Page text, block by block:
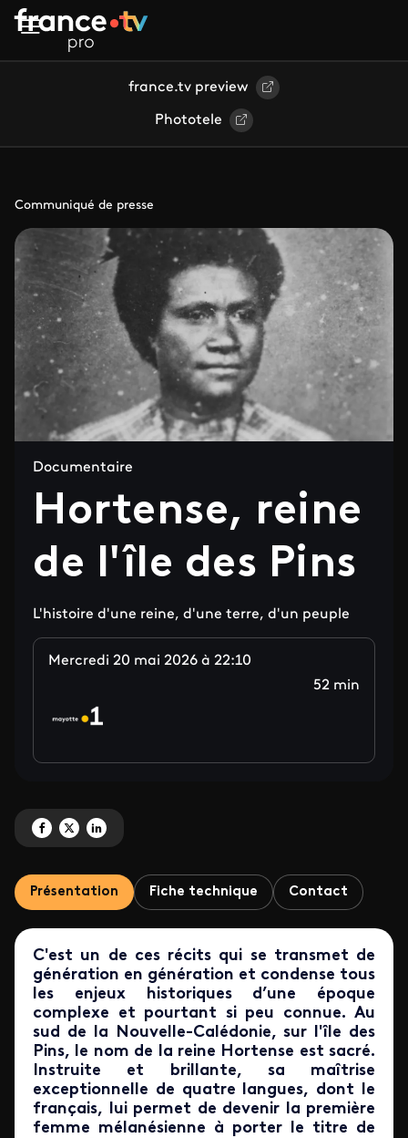
Aller au contenu principal
france.tv preview
Phototele
Communiqué de presse
Documentaire
Hortense, reine
de l'île des Pins
L'histoire d'une reine, d'une terre, d'un peuple
Mercredi 20 mai 2026 à 22:10
52 min
Partagez 'Hortense, reine de l'île des Pins' sur Facebook
Partagez 'Hortense, reine de l'île des Pins' sur X
Partagez 'Hortense, reine de l'île des Pins' sur LinkedIn
Présentation Fiche technique Contact
C'est un de ces récits qui se transmet de
génération en génération et condense tous
les enjeux historiques d’une époque
complexe et pourtant si peu connue. Au
sud de la Nouvelle-Calédonie, sur l'île des
Pins, le nom de la reine Hortense est sacré.
Instruite et brillante, sa maîtrise
exceptionnelle de quatre langues, dont le
français, lui permet de devenir la première
femme mélanésienne à porter le titre de